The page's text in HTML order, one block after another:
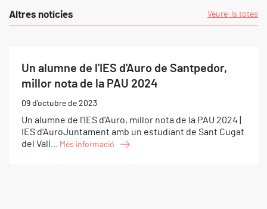
Altres notícies Veure-ls totes
Un alumne de l'IES d'Auro de Santpedor,
millor nota de la PAU 2024
09 d'octubre de 2023
Un alumne de l'IES d'Auro, millor nota de la PAU 2024 |
IES d'AuroJuntament amb un estudiant de Sant Cugat
del Vall...
Més informació